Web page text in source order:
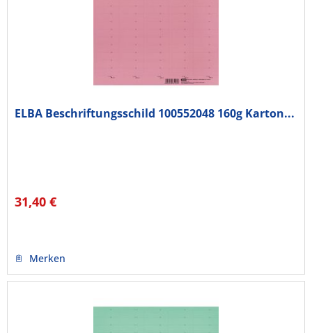
ELBA Beschriftungsschild 100552048 160g Karton...
31,40 €
Merken